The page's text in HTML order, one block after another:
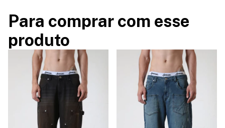
Para comprar com esse
produto